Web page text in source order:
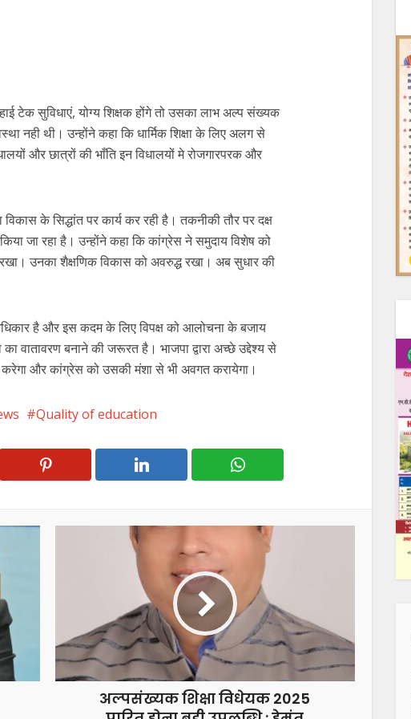
टेक सुविधाएं, योग्य शिक्षक होंगे तो उसका लाभ अल्प संख्यक
नही थी। उन्होंने कहा कि धार्मिक शिक्षा के लिए अलग से
और छात्रों की भाँति इन विधालयों मे रोजगारपरक और
के सिद्धांत पर कार्य कर रही है। तकनीकी तौर पर दक्ष
जा रहा है। उन्होंने कहा कि कांग्रेस ने समुदाय विशेष को
उनका शैक्षणिक विकास को अवरुद्ध रखा। अब सुधार की
है और इस कदम के लिए विपक्ष को आलोचना के बजाय
बनाने की जरूरत है। भाजपा द्वारा अच्छे उद्देश्य से
करेगा और कांग्रेस को उसकी मंशा से भी अवगत करायेगा।
Quality of education
अल्पसंख्यक शिक्षा विधेयक 2025